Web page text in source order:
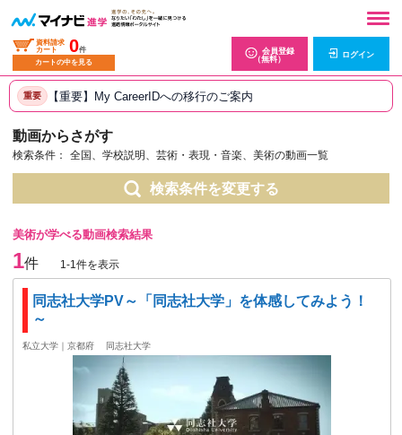
資料請求
カート
0件
カートの中を見る
会員登録
（無料）
ログイン
重要 【重要】My CareerIDへの移行のご案内
動画からさがす
検索条件： 全国、学校説明、芸術・表現・音楽、美術の動画一覧
検索条件を変更する
美術が学べる動画検索結果
1件 1-1件を表示
同志社大学PV～「同志社大学」を体感してみよう！
～
私立大学｜京都府 同志社大学